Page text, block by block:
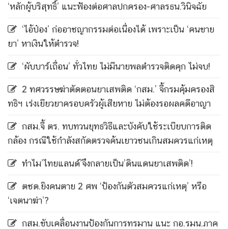
‘หลักผู้บริสุทธิ์’ แนะฟ้องต่อศาลปกครอง-ศาลรธน.วินิจฉัย
‘ไอ้ป๋อง’ ก่ออาชญากรรมต่อเนื่องได้ เพราะเป็น ‘คนขาย
ยา’ หาเงินให้ตำรวจ!
‘ผับบาร์เถื่อน’ ทั่วไทย ไม่มีนายพลตำรวจติดคุก ไม่จบ!
2 ทศวรรษฆ่าตัดตอนยาเสพติด ‘กสม.’ จี้กรมคุ้มครองสิ
ทธิฯ เร่งเยียวยาครอบครัวผู้เสียหาย ไม่ต้องรอผลคดีอาญา
กสม.จี้ ตร. ทบทวนยุทธวิธีและบังคับใช้ระเบียบการติด
กล้อง กรณีใช้กำลังสกัดตรวจค้นเยาวชนเกินสมควรแก่เหตุ
ทำไม’ไทยแลนด์’จึงกลายเป็น’ดินแดนยาเสพติด’!
ตชด.ยิงคนตาย 2 ศพ ‘ป้องกันตัวสมควรแก่เหตุ’ หรือ
‘เจตนาฆ่า’?
กสม.ขับเคลื่อนงานป้องกันการทรมาน แนะ กอ.รมน.ภาค